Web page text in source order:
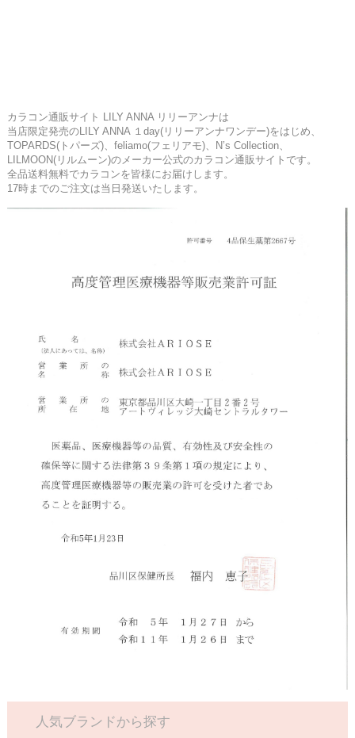
カラコン通販サイト LILY ANNA リリーアンナは
当店限定発売のLILY ANNA １day(リリーアンナワンデー)をはじめ、
TOPARDS(トパーズ)、feliamo(フェリアモ)、N’s Collection、
LILMOON(リルムーン)のメーカー公式のカラコン通販サイトです。
全品送料無料でカラコンを皆様にお届けします。
17時までのご注文は当日発送いたします。
人気ブランドから探す